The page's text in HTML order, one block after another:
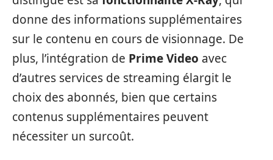
donne des informations supplémentaires
sur le contenu en cours de visionnage. De
plus, l’intégration de Prime Video avec
d’autres services de streaming élargit le
choix des abonnés, bien que certains
contenus supplémentaires peuvent
nécessiter un surcoût.